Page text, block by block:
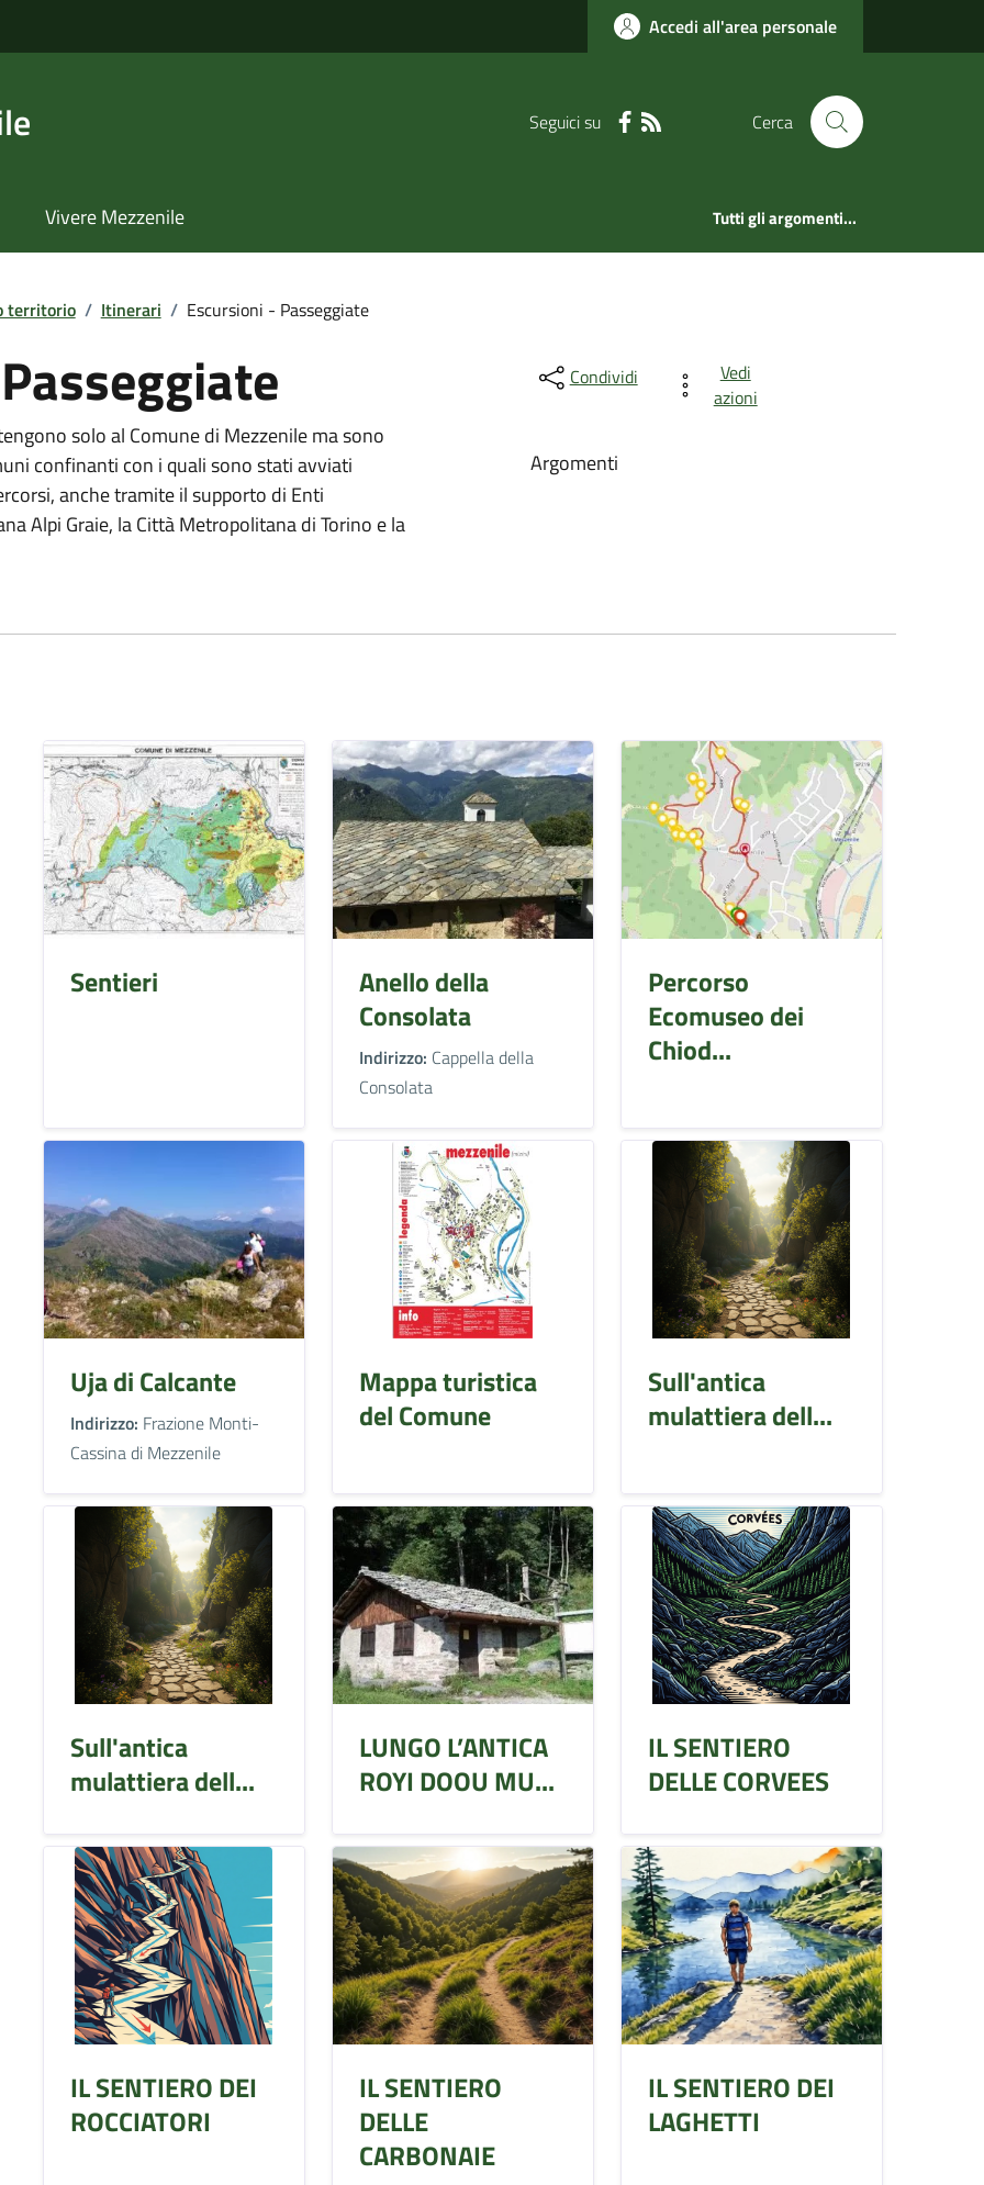
Accedi all'area personale
Seguici su Cerca
Vivere Mezzenile Tutti gli argomenti...
territorio / Itinerari / Escursioni - Passeggiate
solo al Comune di Mezzenile ma sono
confinanti con i quali sono stati avviati
anche tramite il supporto di Enti
Alpi Graie, la Città Metropolitana di Torino e la
Condividi
Vedi
azioni
Argomenti
Sentieri
Anello della
Consolata
Indirizzo: Cappella della
Consolata
Percorso
Ecomuseo dei
Chiod...
Uja di Calcante
Indirizzo: Frazione Monti-
Cassina di Mezzenile
Mappa turistica
del Comune
Sull'antica
mulattiera dell...
Sull'antica
mulattiera dell...
LUNGO L’ANTICA
ROYI DOOU MU...
IL SENTIERO
DELLE CORVEES
IL SENTIERO DEI
ROCCIATORI
IL SENTIERO
DELLE
CARBONAIE
IL SENTIERO DEI
LAGHETTI